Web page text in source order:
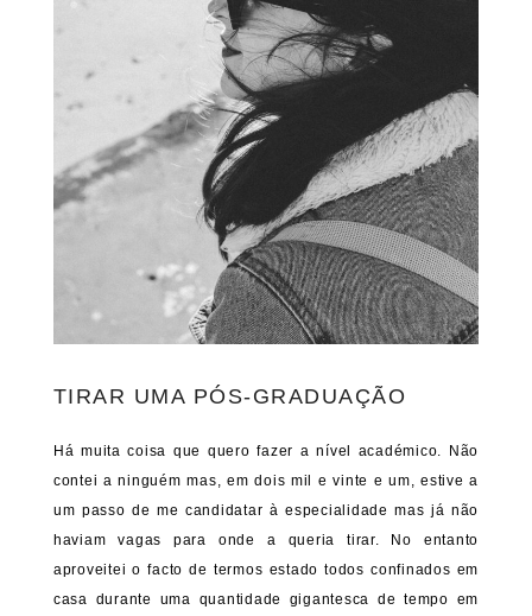
TIRAR UMA PÓS-GRADUAÇÃO
Há muita coisa que quero fazer a nível académico. Não
contei a ninguém mas, em dois mil e vinte e um, estive a
um passo de me candidatar à especialidade mas já não
haviam vagas para onde a queria tirar. No entanto
aproveitei o facto de termos estado todos confinados em
casa durante uma quantidade gigantesca de tempo em